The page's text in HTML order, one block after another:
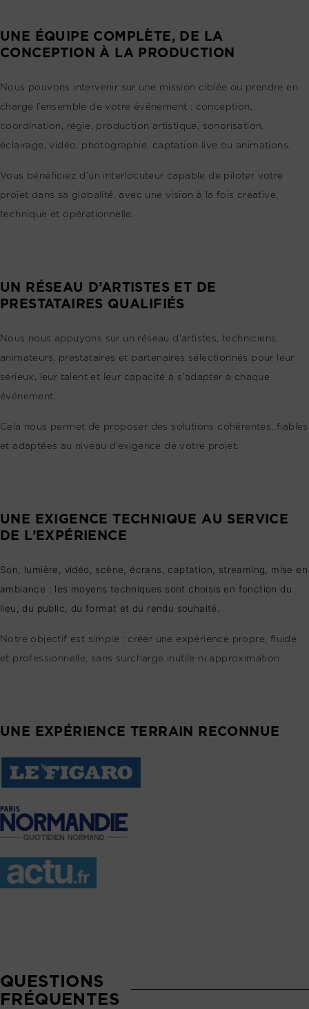
UNE ÉQUIPE COMPLÈTE, DE LA
CONCEPTION À LA PRODUCTION
Nous pouvons intervenir sur une mission ciblée ou prendre en
charge l’ensemble de votre événement : conception,
coordination, régie, production artistique, sonorisation,
éclairage, vidéo, photographie, captation live ou animations.
Vous bénéficiez d’un interlocuteur capable de piloter votre
projet dans sa globalité, avec une vision à la fois créative,
technique et opérationnelle.
UN RÉSEAU D’ARTISTES ET DE
PRESTATAIRES QUALIFIÉS
Nous nous appuyons sur un réseau d’artistes, techniciens,
animateurs, prestataires et partenaires sélectionnés pour leur
sérieux, leur talent et leur capacité à s’adapter à chaque
événement.
Cela nous permet de proposer des solutions cohérentes, fiables
et adaptées au niveau d’exigence de votre projet.
UNE EXIGENCE TECHNIQUE AU SERVICE
DE L’EXPÉRIENCE
Son, lumière, vidéo, scène, écrans, captation, streaming, mise en
ambiance : les moyens techniques sont choisis en fonction du
lieu, du public, du format et du rendu souhaité.
Notre objectif est simple : créer une expérience propre, fluide
et professionnelle, sans surcharge inutile ni approximation.
UNE EXPÉRIENCE TERRAIN RECONNUE
QUESTIONS
FRÉQUENTES